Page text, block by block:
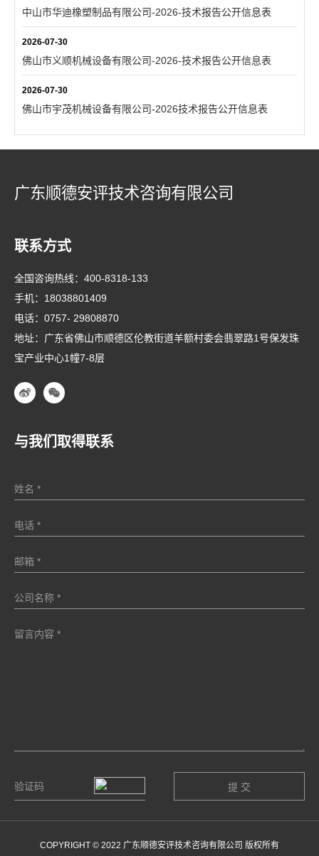
中山市华迪橡塑制品有限公司-2026-技术报告公开信息表
2026-07-30
佛山市义顺机械设备有限公司-2026-技术报告公开信息表
2026-07-30
佛山市宇茂机械设备有限公司-2026技术报告公开信息表
广东顺德安评技术咨询有限公司
联系方式
全国咨询热线： 400-8318-133
手机： 18038801409
电话： 0757- 29808870
地址：广东省佛山市顺德区伦教街道羊额村委会翡翠路1号保发珠
宝产业中心1幢7-8层
与我们取得联系
COPYRIGHT © 2022 广东顺德安评技术咨询有限公司 版权所有